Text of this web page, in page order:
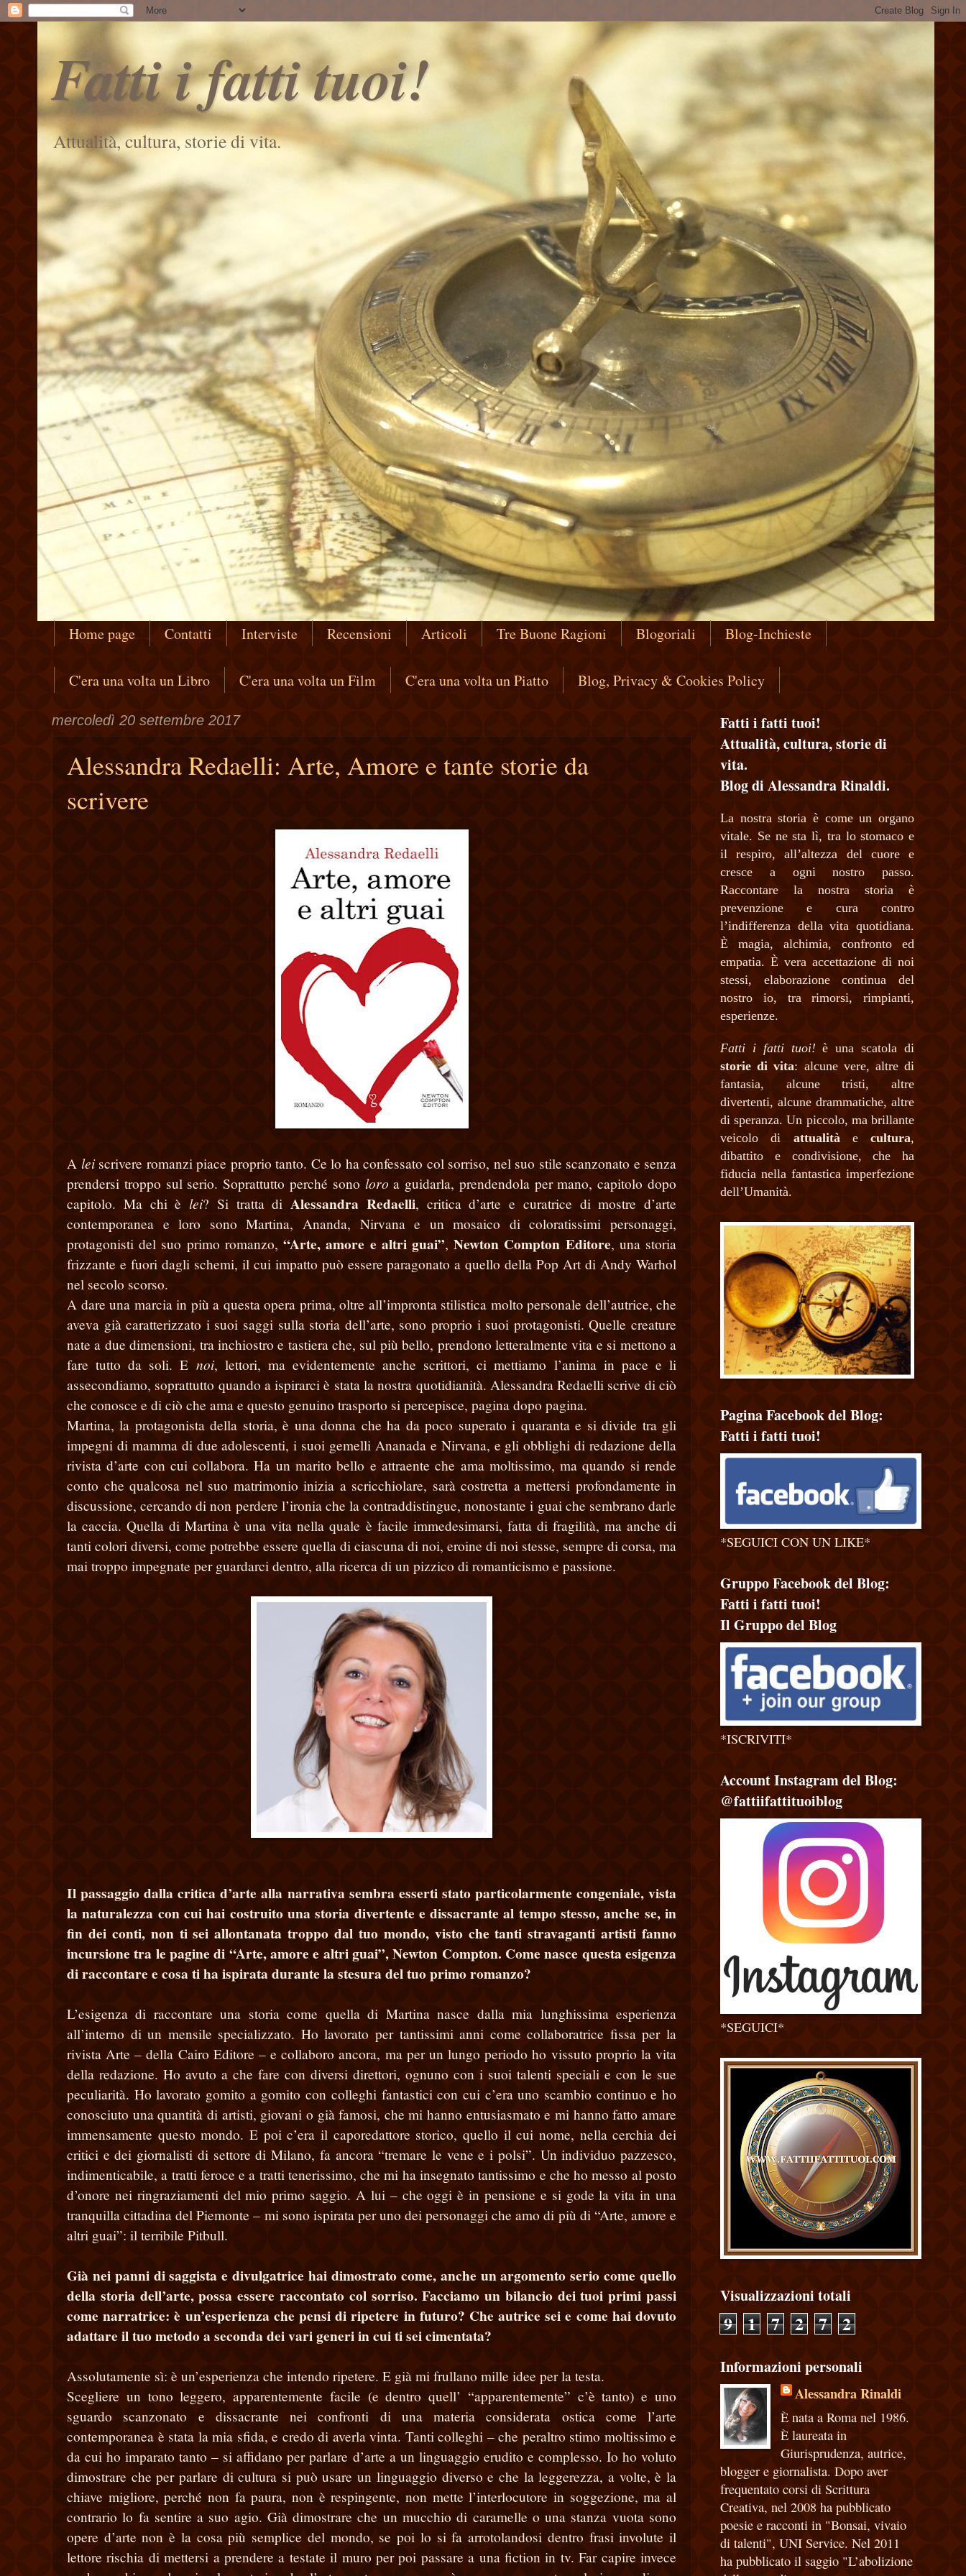
Fatti i fatti tuoi!
Attualità, cultura, storie di vita.
Home page Contatti Interviste Recensioni Articoli Tre Buone Ragioni Blogoriali Blog-Inchieste
C'era una volta un Libro C'era una volta un Film C'era una volta un Piatto Blog, Privacy & Cookies Policy
mercoledì 20 settembre 2017
Alessandra Redaelli: Arte, Amore e tante storie da
scrivere
A lei scrivere romanzi piace proprio tanto. Ce lo ha confessato col sorriso, nel suo stile scanzonato e senza
prendersi troppo sul serio. Soprattutto perché sono loroa guidarla, prendendola per mano, capitolo dopo
capitolo. Ma chi è lei? Si tratta di Alessandra Redaelli, critica d’arte e curatrice di mostre d’arte
contemporanea e loro sono Martina, Ananda, Nirvana e un mosaico di coloratissimi personaggi,
protagonisti del suo primo romanzo,“Arte, amore e altri guai”,Newton Compton Editore, una storia
frizzante e fuori dagli schemi, il cui impatto può essere paragonato a quello della Pop Art di Andy Warhol
nel secolo scorso.
A dare una marcia in più a questa opera prima, oltre all’impronta stilistica molto personale dell’autrice, che
aveva già caratterizzato i suoi saggi sulla storia dell’arte, sono proprio i suoi protagonisti. Quelle creature
nate a due dimensioni, tra inchiostro e tastiera che, sul più bello, prendono letteralmente vita e si mettono a
fare tutto da soli. E noi, lettori, ma evidentemente anche scrittori, ci mettiamo l’anima in pace e li
assecondiamo, soprattutto quando a ispirarci è stata la nostra quotidianità. Alessandra Redaelli scrive di ciò
che conosce e di ciò che ama e questo genuino trasporto si percepisce, pagina dopo pagina.
Martina, la protagonista della storia, è una donna che ha da poco superato i quaranta e si divide tra gli
impegni di mamma di due adolescenti, i suoi gemelli Ananada e Nirvana, e gli obblighi di redazione della
rivista d’arte con cui collabora. Ha un marito bello e attraente che ama moltissimo, ma quando si rende
conto che qualcosa nel suo matrimonio inizia a scricchiolare, sarà costretta a mettersi profondamente in
discussione, cercando di non perdere l’ironia che la contraddistingue, nonostante i guai che sembrano darle
la caccia. Quella di Martina è una vita nella quale è facile immedesimarsi, fatta di fragilità, ma anche di
tanti colori diversi, come potrebbe essere quella di ciascuna di noi, eroine di noi stesse, sempre di corsa, ma
mai troppo impegnate per guardarci dentro, alla ricerca di un pizzico di romanticismo e passione.
Il passaggio dalla critica d’arte alla narrativa sembra esserti stato particolarmente congeniale, vista
la naturalezza con cui hai costruito una storia divertente e dissacrante al tempo stesso, anche se, in
fin dei conti, non ti sei allontanata troppo dal tuo mondo, visto che tanti stravaganti artisti fanno
incursione tra le pagine di “Arte, amore e altri guai”, Newton Compton. Come nasce questa esigenza
di raccontare e cosa ti ha ispirata durante la stesura del tuo primo romanzo?
L’esigenza di raccontare una storia come quella di Martina nasce dalla mia lunghissima esperienza
all’interno di un mensile specializzato. Ho lavorato per tantissimi anni come collaboratrice fissa per la
rivista Arte – della Cairo Editore – e collaboro ancora, ma per un lungo periodo ho vissuto proprio la vita
della redazione. Ho avuto a che fare con diversi direttori, ognuno con i suoi talenti speciali e con le sue
peculiarità. Ho lavorato gomito a gomito con colleghi fantastici con cui c’era uno scambio continuo e ho
conosciuto una quantità di artisti, giovani o già famosi, che mi hanno entusiasmato e mi hanno fatto amare
immensamente questo mondo. E poi c’era il caporedattore storico, quello il cui nome, nella cerchia dei
critici e dei giornalisti di settore di Milano, fa ancora “tremare le vene e i polsi”. Un individuo pazzesco,
indimenticabile, a tratti feroce e a tratti tenerissimo, che mi ha insegnato tantissimo e che ho messo al posto
d’onore nei ringraziamenti del mio primo saggio. A lui – che oggi è in pensione e si gode la vita in una
tranquilla cittadina del Piemonte – mi sono ispirata per uno dei personaggi che amo di più di “Arte, amore e
altri guai”: il terribile Pitbull.
Già nei panni di saggista e divulgatrice hai dimostrato come, anche un argomento serio come quello
della storia dell’arte, possa essere raccontato col sorriso. Facciamo un bilancio dei tuoi primi passi
come narratrice: è un’esperienza che pensi di ripetere in futuro? Che autrice sei e come hai dovuto
adattare il tuo metodo a seconda dei vari generi in cui ti sei cimentata?
Assolutamente sì: è un’esperienza che intendo ripetere. E già mi frullano mille idee per la testa.
Scegliere un tono leggero, apparentemente facile (e dentro quell’ “apparentemente” c’è tanto) e uno
sguardo scanzonato e dissacrante nei confronti di una materia considerata ostica come l’arte
contemporanea è stata la mia sfida, e credo di averla vinta. Tanti colleghi – che peraltro stimo moltissimo e
da cui ho imparato tanto – si affidano per parlare d’arte a un linguaggio erudito e complesso. Io ho voluto
dimostrare che per parlare di cultura si può usare un linguaggio diverso e che la leggerezza, a volte, è la
chiave migliore, perché non fa paura, non è respingente, non mette l’interlocutore in soggezione, ma al
contrario lo fa sentire a suo agio. Già dimostrare che un mucchio di caramelle o una stanza vuota sono
opere d’arte non è la cosa più semplice del mondo, se poi lo si fa arrotolandosi dentro frasi involute il
lettore rischia di mettersi a prendere a testate il muro per poi passare a una fiction in tv. Far capire invece
Fatti i fatti tuoi!
Attualità, cultura, storie di
vita.
Blog di Alessandra Rinaldi.
La nostra storia è come un organo
vitale. Se ne sta lì, tra lo stomaco e
il respiro, all’altezza del cuore e
cresce a ogni nostro passo.
Raccontare la nostra storia è
prevenzione e cura contro
l’indifferenza della vita quotidiana.
È magia, alchimia, confronto ed
empatia. È vera accettazione di noi
stessi, elaborazione continua del
nostro io, tra rimorsi, rimpianti,
esperienze.
Fatti i fatti tuoi!è una scatola di
storie di vita: alcune vere, altre di
fantasia, alcune tristi, altre
divertenti, alcune drammatiche, altre
di speranza. Un piccolo, ma brillante
veicolo di attualità e cultura,
dibattito e condivisione, che ha
fiducia nella fantastica imperfezione
dell’Umanità.
Pagina Facebook del Blog:
Fatti i fatti tuoi!
*SEGUICI CON UN LIKE*
Gruppo Facebook del Blog:
Fatti i fatti tuoi!
Il Gruppo del Blog
*ISCRIVITI*
Account Instagram del Blog:
@fattiifattituoiblog
*SEGUICI*
Visualizzazioni totali
9 1 7 2 7 2
Informazioni personali
Alessandra Rinaldi
È nata a Roma nel 1986.
È laureata in
Giurisprudenza, autrice,
blogger e giornalista. Dopo aver
frequentato corsi di Scrittura
Creativa, nel 2008 ha pubblicato
poesie e racconti in "Bonsai, vivaio
di talenti", UNI Service. Nel 2011
ha pubblicato il saggio "L’abolizione